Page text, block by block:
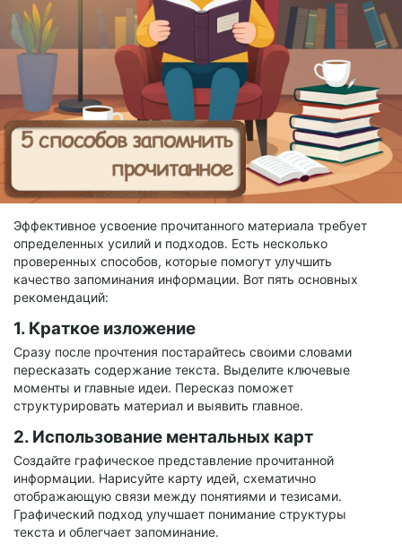
Эффективное усвоение прочитанного материала требует
определенных усилий и подходов. Есть несколько
проверенных способов, которые помогут улучшить
качество запоминания информации. Вот пять основных
рекомендаций:
1. Краткое изложение
Сразу после прочтения постарайтесь своими словами
пересказать содержание текста. Выделите ключевые
моменты и главные идеи. Пересказ поможет
структурировать материал и выявить главное.
2. Использование ментальных карт
Создайте графическое представление прочитанной
информации. Нарисуйте карту идей, схематично
отображающую связи между понятиями и тезисами.
Графический подход улучшает понимание структуры
текста и облегчает запоминание.